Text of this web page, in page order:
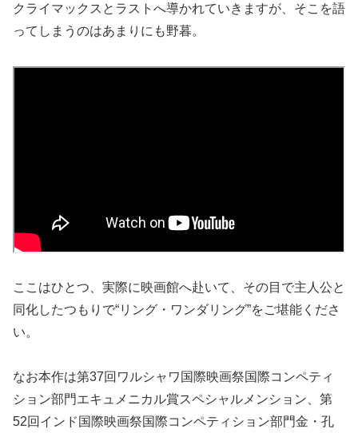
クライマックスとラストへ導かれていきますが、そこを語
ってしまうのはあまりにも野暮。
ここはひとつ、実際に映画館へ赴いて、その目で主人公と
同化したつもりで“リング・ワンダリング”をご堪能くださ
い。
なお本作は第37回ワルシャワ国際映画祭国際コンペティ
ション部門エキュメニカル賞スペシャルメンション、第
52回インド国際映画祭国際コンペティション部門金・孔